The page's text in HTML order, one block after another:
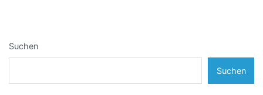
Suchen
Suchen